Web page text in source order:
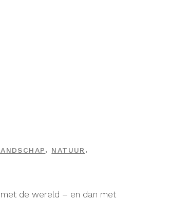
, NATUUR ,
met de wereld – en dan met